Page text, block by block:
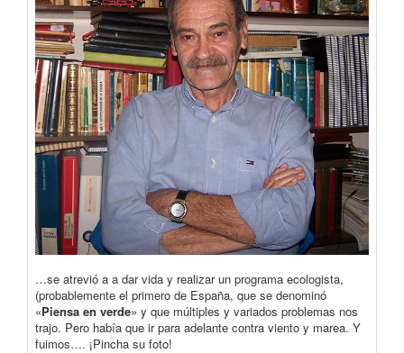
…se atrevió a a dar vida y realizar un programa ecologista,
(probablemente el primero de España, que se denominó
«Piensa en verde» y que múltiples y variados problemas nos
trajo. Pero había que ir para adelante contra viento y marea. Y
fuimos…. ¡Pincha su foto!